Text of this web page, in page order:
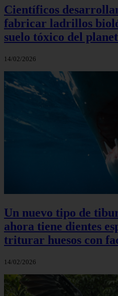
Científicos
fabricar ladrillos
suelo tóxico del
14/02/2026
Un nuevo tipo de
ahora tiene dientes
triturar huesos con
14/02/2026